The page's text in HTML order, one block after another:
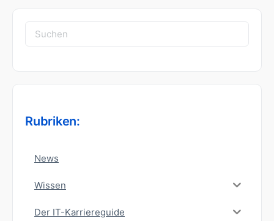
Suchen
nach:
Rubriken:
News
Wissen
Der IT-Karriereguide